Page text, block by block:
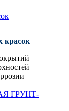
красок